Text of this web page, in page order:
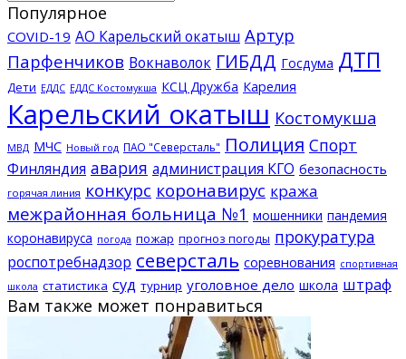
Популярное
COVID-19 АО Карельский окатыш Артур
Парфенчиков Вокнаволок ГИБДД Госдума ДТП
Дети ЕДДС ЕДДС Костомукша КСЦ Дружба Карелия
Карельский окатыш Костомукша
МВД МЧС Новый год ПАО "Северсталь" Полиция Спорт
Финляндия авария администрация КГО безопасность
горячая линия конкурс коронавирус кража
межрайонная больница №1 мошенники пандемия
коронавируса погода пожар прогноз погоды прокуратура
роспотребнадзор северсталь соревнования спортивная
школа статистика суд турнир уголовное дело школа штраф
Вам также может понравиться